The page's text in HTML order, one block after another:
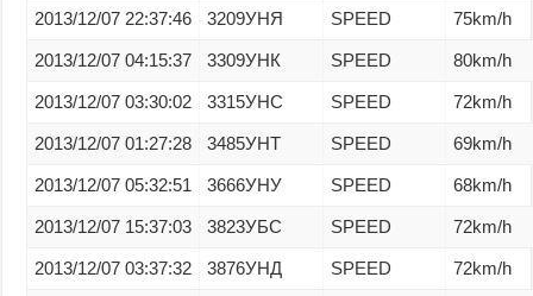
2013/12/07 22:37:46 3209УНЯ SPEED 75km/h
2013/12/07 04:15:37 3309УНК SPEED 80km/h
2013/12/07 03:30:02 3315УНС SPEED 72km/h
2013/12/07 01:27:28 3485УНТ SPEED 69km/h
2013/12/07 05:32:51 3666УНУ SPEED 68km/h
2013/12/07 15:37:03 3823УБС SPEED 72km/h
2013/12/07 03:37:32 3876УНД SPEED 72km/h